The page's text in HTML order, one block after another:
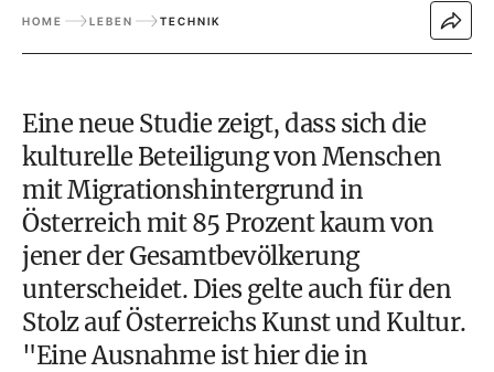
HOME LEBEN TECHNIK
Eine neue Studie zeigt, dass sich die
kulturelle Beteiligung von Menschen
mit Migrationshintergrund in
Österreich mit 85 Prozent kaum von
jener der Gesamtbevölkerung
unterscheidet. Dies gelte auch für den
Stolz auf Österreichs Kunst und Kultur.
"Eine Ausnahme ist hier die in